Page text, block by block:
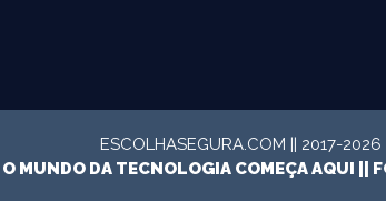
ESCOLHASEGURA.COM || 2017-2026
O MUNDO DA TECNOLOGIA COMEÇA AQUI ||